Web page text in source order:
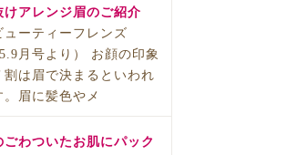
けアレンジ眉のご紹介
ューティーフレンズ
月号より） お顔の印象
割は眉で決まるといわれ
。眉に髪色やメ
ごわついたお肌にパック